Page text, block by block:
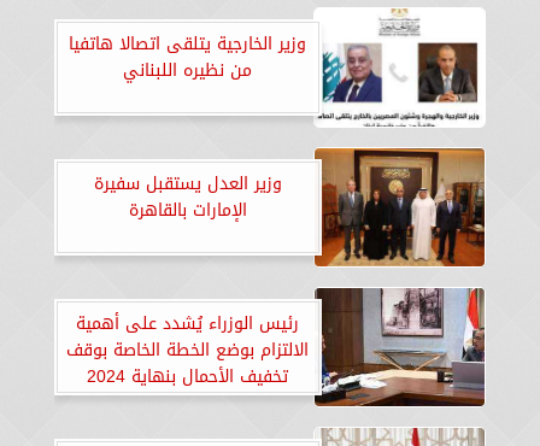
وزير الخارجية يتلقى اتصالا هاتفيا
من نظيره اللبناني
وزير العدل يستقبل سفيرة
الإمارات بالقاهرة
رئيس الوزراء يُشدد على أهمية
الالتزام بوضع الخطة الخاصة بوقف
تخفيف الأحمال بنهاية 2024